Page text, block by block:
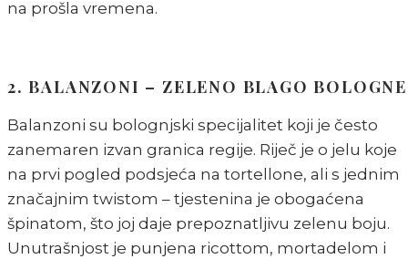
na prošla vremena.
2. BALANZONI – ZELENO BLAGO BOLOGNE
Balanzoni su bolognjski specijalitet koji je često
zanemaren izvan granica regije. Riječ je o jelu koje
na prvi pogled podsjeća na tortellone, ali s jednim
značajnim twistom – tjestenina je obogaćena
špinatom, što joj daje prepoznatljivu zelenu boju.
Unutrašnjost je punjena ricottom, mortadelom i